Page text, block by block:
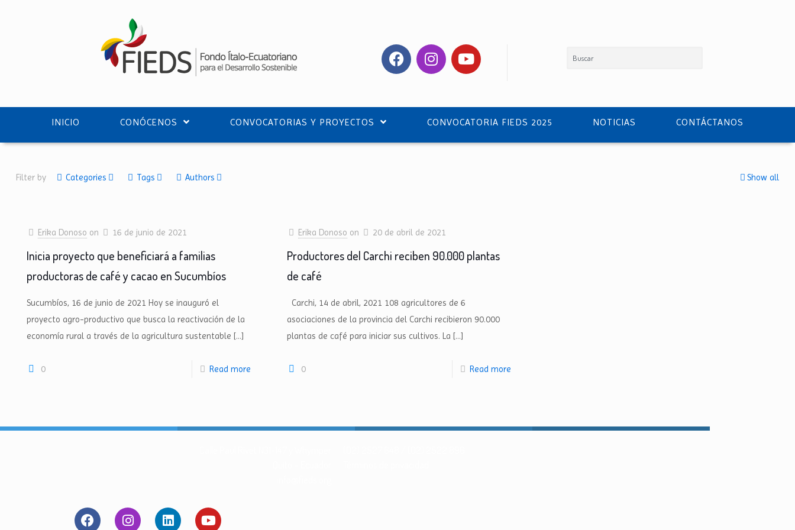
INICIO CONÓCENOS CONVOCATORIAS Y PROYECTOS CONVOCATORIA FIEDS 2025 NOTICIAS CONTÁCTANOS
Filter by Categories Tags Authors Show all
Erika Donoso on 16 de junio de 2021
Inicia proyecto que beneficiará a familias
productoras de café y cacao en Sucumbíos
Sucumbíos, 16 de junio de 2021 Hoy se inauguró el
proyecto agro-productivo que busca la reactivación de la
economía rural a través de la agricultura sustentable […]
0 Read more
Erika Donoso on 20 de abril de 2021
Productores del Carchi reciben 90.000 plantas
de café
Carchi, 14 de abril, 2021 108 agricultores de 6
asociaciones de la provincia del Carchi recibieron 90.000
plantas de café para iniciar sus cultivos. La […]
0 Read more